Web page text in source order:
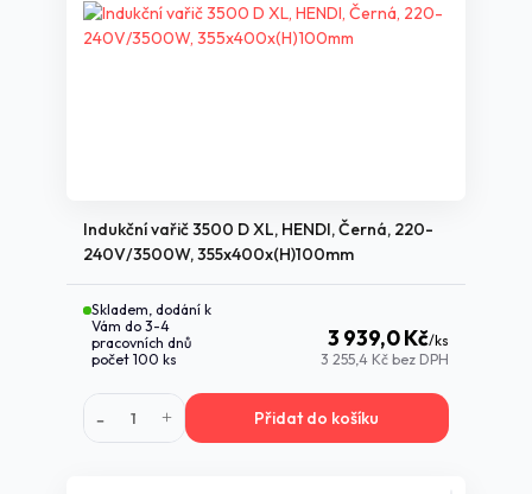
Indukční vařič 3500 D XL, HENDI, Černá, 220-
240V/3500W, 355x400x(H)100mm
3 939,0 Kč/ks
3 255,4 Kč bez DPH
Skladem, dodání k
Vám do 3-4
pracovních dnů
počet 100 ks
Přidat do košíku